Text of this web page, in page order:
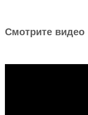
Смотрите видео